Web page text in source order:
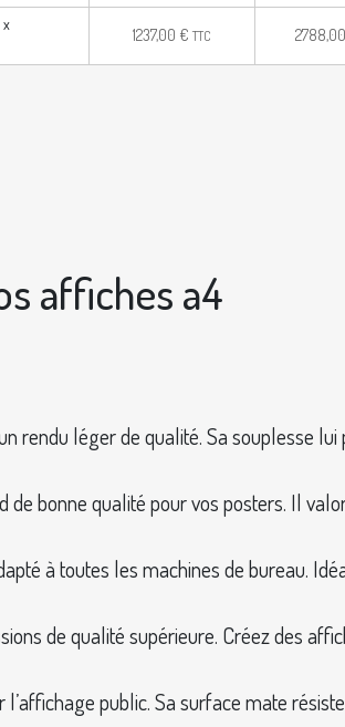
x
1237,00 € TTC 2788,00
affiches a4
rendu léger de qualité. Sa souplesse
bonne qualité pour vos posters. Il
à toutes les machines de bureau.
de qualité supérieure. Créez des
public. Sa surface mate